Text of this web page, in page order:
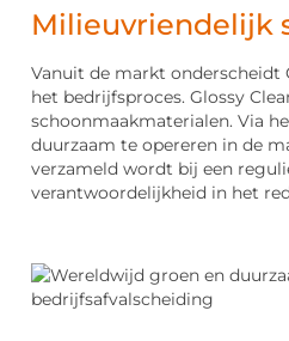
Milieuvriendelijk
Vanuit de markt onderscheidt
het bedrijfsproces. Glossy
schoonmaakmaterialen. Via
duurzaam te opereren in de
verzameld wordt bij een
verantwoordelijkheid in het